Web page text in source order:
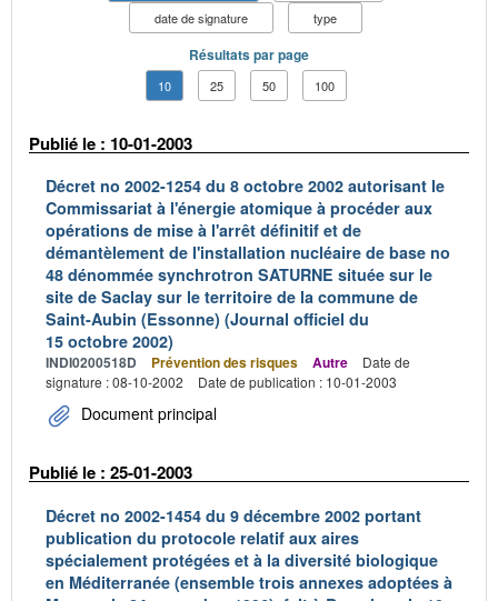
date de signature
type
Résultats par page
10 25 50 100
Publié le : 10-01-2003
Décret no 2002-1254 du 8 octobre 2002 autorisant le
Commissariat à l'énergie atomique à procéder aux
opérations de mise à l'arrêt définitif et de
démantèlement de l'installation nucléaire de base no
48 dénommée synchrotron SATURNE située sur le
site de Saclay sur le territoire de la commune de
Saint-Aubin (Essonne) (Journal officiel du
15 octobre 2002)
INDI0200518D Prévention des risques Autre
Date de
signature : 08-10-2002
Date de publication : 10-01-2003
Document principal
Publié le : 25-01-2003
Décret no 2002-1454 du 9 décembre 2002 portant
publication du protocole relatif aux aires
spécialement protégées et à la diversité biologique
en Méditerranée (ensemble trois annexes adoptées à